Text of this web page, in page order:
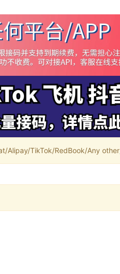
Alipay/TikTok/RedBook/Any other